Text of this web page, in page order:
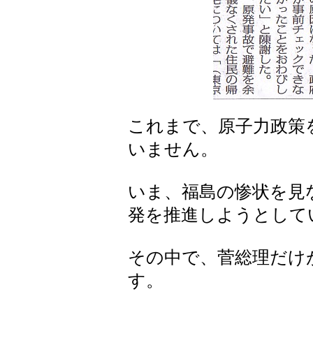
これまで、原子力政
いません。
いま、福島の惨状を
発を推進しようとして
その中で、菅総理だ
す。